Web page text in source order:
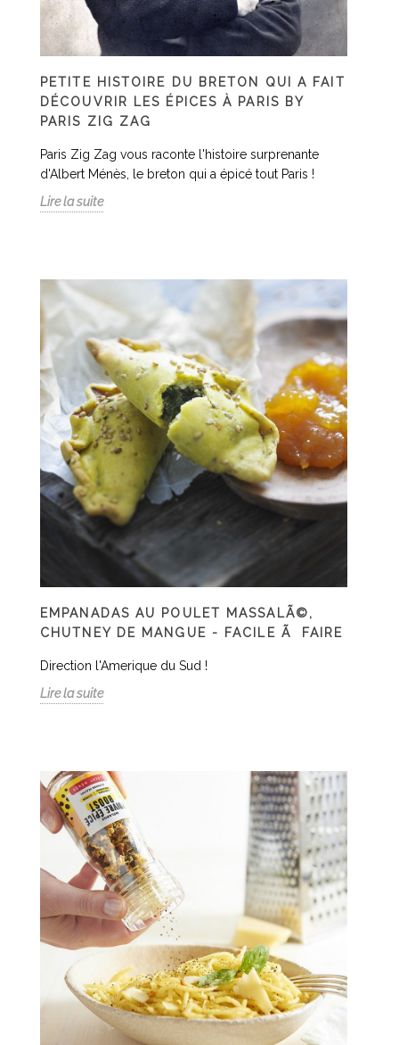
PETITE HISTOIRE DU BRETON QUI A FAIT
DÉCOUVRIR LES ÉPICES À PARIS BY
PARIS ZIG ZAG
Paris Zig Zag vous raconte l'histoire surprenante
d'Albert Ménès, le breton qui a épicé tout Paris !
Lire la suite
EMPANADAS AU POULET MASSALÃ©,
CHUTNEY DE MANGUE - FACILE Ã FAIRE
Direction l'Amerique du Sud !
Lire la suite